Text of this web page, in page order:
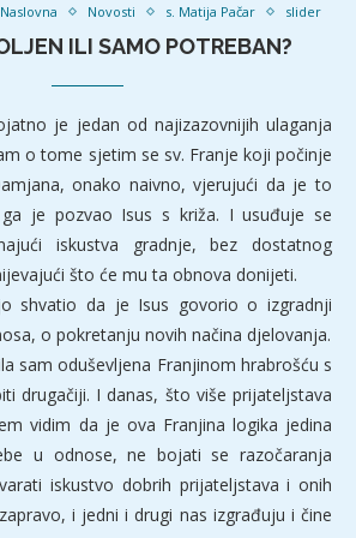
Naslovna Novosti s. Matija Pačar slider
ILI SAMO POTREBAN?
je jedan od najizazovnijih ulaganja
o tome sjetim se sv. Franje koji počinje
onako naivno, vjerujući da je to
je pozvao Isus s križa. I usuđuje se
iskustva gradnje, bez dostatnog
što će mu ta obnova donijeti.
shvatio da je Isus govorio o izgradnji
o pokretanju novih načina djelovanja.
sam oduševljena Franjinom hrabrošću s
drugačiji. I danas, što više prijateljstava
vidim da je ova Franjina logika jedina
u odnose, ne bojati se razočaranja
iskustvo dobrih prijateljstava i onih
i jedni i drugi nas izgrađuju i čine